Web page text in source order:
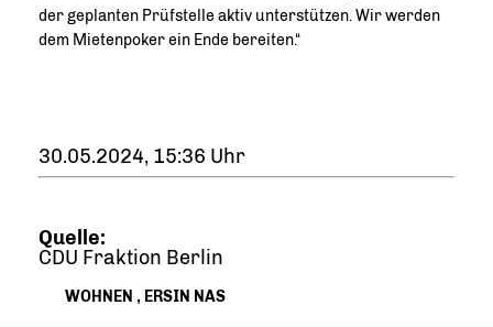
der geplanten Prüfstelle aktiv unterstützen. Wir werden
dem Mietenpoker ein Ende bereiten.“
30.05.2024, 15:36 Uhr
Quelle:
CDU Fraktion Berlin
WOHNEN , ERSIN NAS